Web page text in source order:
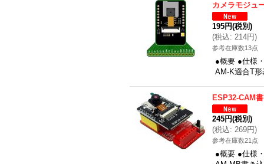
カメラモジュ
195円(税別)
(税込: 214円)
参考在庫数13点
●概要 ●仕様
AM-K適合T
ESP32-CAM
245円(税別)
(税込: 269円)
参考在庫数21点
●概要 ●仕様